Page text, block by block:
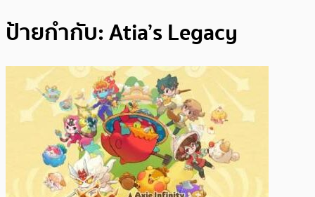
ป้ายกำกับ:Atia’s Legacy